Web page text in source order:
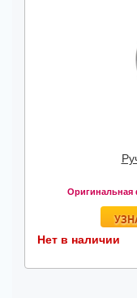
Оригинальная
Нет в наличии